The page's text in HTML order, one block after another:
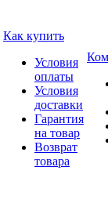
Как купить
Условия
оплаты
Условия
доставки
Гарантия
на товар
Возврат
товара